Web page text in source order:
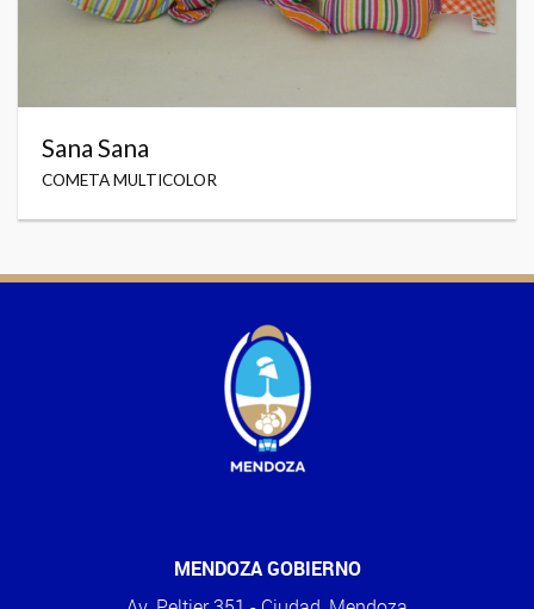
Sana Sana
COMETA MULTICOLOR
MENDOZA GOBIERNO